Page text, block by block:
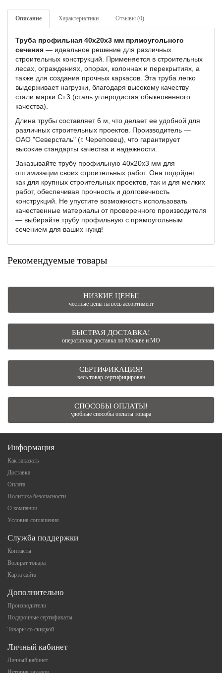
Описание Характеристики Отзывы (0)
Труба профильная 40х20х3 мм прямоугольного
сечения — идеальное решение для различных
строительных конструкций. Применяется в строительных
лесах, ограждениях, опорах, колоннах и перекрытиях, а
также для создания прочных каркасов. Эта труба легко
выдерживает нагрузки, благодаря высокому качеству
стали марки Ст.3 (сталь углеродистая обыкновенного
качества).
Длина трубы составляет 6 м, что делает ее удобной для
различных строительных проектов. Производитель —
ОАО "Северсталь" (г. Череповец), что гарантирует
высокие стандарты качества и надежности.
Заказывайте трубу профильную 40х20х3 мм для
оптимизации своих строительных работ. Она подойдет
как для крупных строительных проектов, так и для мелких
работ, обеспечивая прочность и долговечность
конструкций. Не упустите возможность использовать
качественные материалы от проверенного производителя
— выбирайте трубу профильную с прямоугольным
сечением для ваших нужд!
Рекомендуемые товары
НИЗКИЕ ЦЕНЫ!
честные цены на весь ассортимент
БЫСТРАЯ ДОСТАВКА!
оперативная доставка по Москве и МО
СЕРТИФИКАЦИЯ!
весь товар сертифицирован
СПОСОБЫ ОПЛАТЫ!
удобные способы оплаты товара
Информация
Как заказать
Доставка
Оплата
Политика безопасности
О компании
Условия соглашения
Служба поддержки
Контакты
Возврат товара
Карта сайта
Дополнительно
Производители
Подарочные сертификаты
Товары со скидкой
Личный кабинет
Личный кабинет